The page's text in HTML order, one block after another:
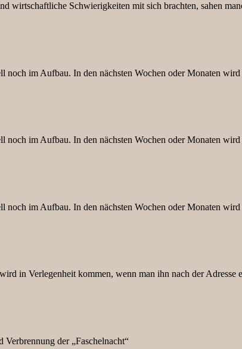
wirtschaftliche Schwierigkeiten mit sich brachten, sahen
noch im Aufbau. In den nächsten Wochen oder Monaten
noch im Aufbau. In den nächsten Wochen oder Monaten
noch im Aufbau. In den nächsten Wochen oder Monaten
in Verlegenheit kommen, wenn man ihn nach der Adresse
der „Faschelnacht“